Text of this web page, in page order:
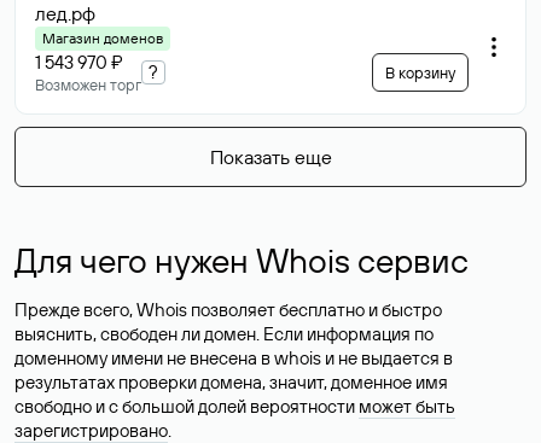
лед.рф
Магазин доменов
1 543 970 ₽
Возможен торг
? В корзину
Показать еще
Для чего нужен Whois сервис
Прежде всего, Whois позволяет бесплатно и быстро
выяснить, свободен ли домен. Если информация по
доменному имени не внесена в whois и не выдается в
результатах проверки домена, значит, доменное имя
свободно и с большой долей вероятности может быть
зарегистрировано.